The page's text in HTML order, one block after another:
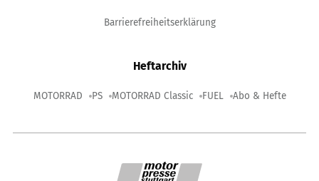
Barrierefreiheitserklärung
Heftarchiv
MOTORRAD PS MOTORRAD Classic FUEL Abo & Hefte